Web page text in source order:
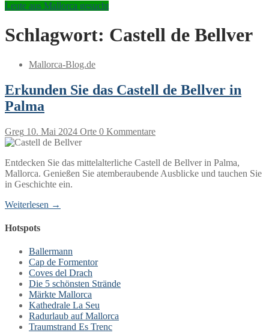
Leute aus Mallorca gesucht
Schlagwort: Castell de Bellver
Mallorca-Blog.de
Erkunden Sie das Castell de Bellver in
Palma
Greg 10. Mai 2024 Orte 0 Kommentare
Entdecken Sie das mittelalterliche Castell de Bellver in Palma,
Mallorca. Genießen Sie atemberaubende Ausblicke und tauchen Sie
in Geschichte ein.
Weiterlesen →
Hotspots
Ballermann
Cap de Formentor
Coves del Drach
Die 5 schönsten Strände
Märkte Mallorca
Kathedrale La Seu
Radurlaub auf Mallorca
Traumstrand Es Trenc